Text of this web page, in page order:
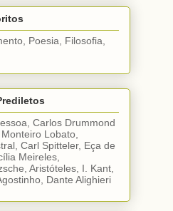
Poesia, Filosofia,
Carlos Drummond
Lobato,
Carl Spitteler, Eça de
Meireles,
Aristóteles, I. Kant,
Dante Alighieri